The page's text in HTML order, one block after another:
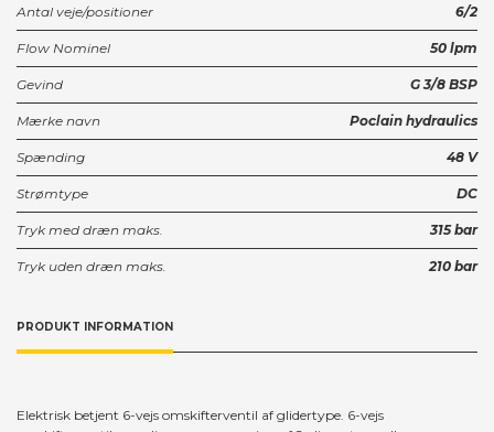
Antal veje/positioner 6/2
Flow Nominel 50 lpm
Gevind G 3/8 BSP
Mærke navn Poclain hydraulics
Spænding 48 V
Strømtype DC
Tryk med dræn maks. 315 bar
Tryk uden dræn maks. 210 bar
PRODUKT INFORMATION
Elektrisk betjent 6-vejs omskifterventil af glidertype. 6-vejs